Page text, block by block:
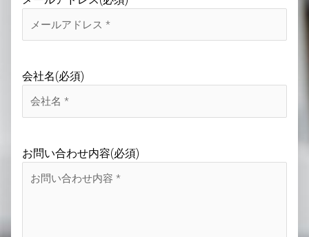
会社名(必須)
お問い合わせ内容(必須)